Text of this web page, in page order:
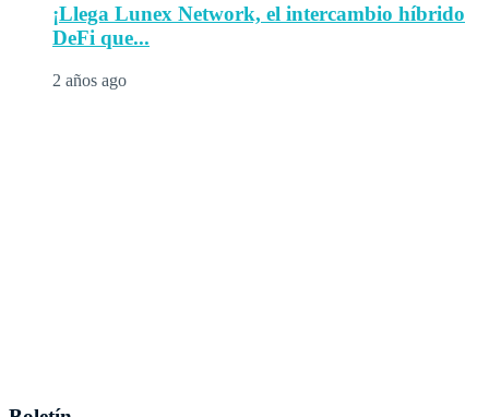
¡Llega Lunex Network, el intercambio híbrido
DeFi que...
2 años ago